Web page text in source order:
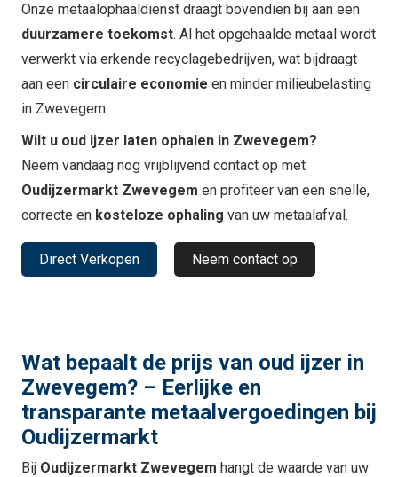
Onze metaalophaaldienst draagt bovendien bij aan een
duurzamere toekomst. Al het opgehaalde metaal wordt
verwerkt via erkende recyclagebedrijven, wat bijdraagt
aan een circulaire economie en minder milieubelasting
in Zwevegem.
Wilt u oud ijzer laten ophalen in Zwevegem?
Neem vandaag nog vrijblijvend contact op met
Oudijzermarkt Zwevegem en profiteer van een snelle,
correcte en kosteloze ophaling van uw metaalafval.
Direct Verkopen Neem contact op
Wat bepaalt de prijs van oud ijzer in
Zwevegem? – Eerlijke en
transparante metaalvergoedingen bij
Oudijzermarkt
Bij Oudijzermarkt Zwevegem hangt de waarde van uw